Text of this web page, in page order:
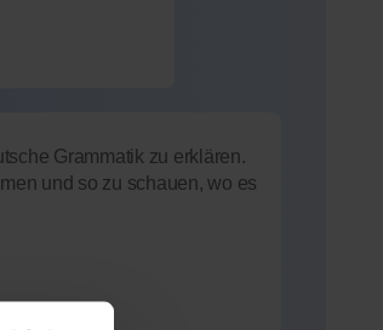
Grammatik zu erklären.
und so zu schauen, wo es